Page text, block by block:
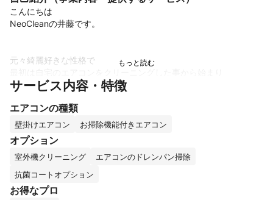
こんにちは
NeoCleanの井藤です。
元々綺麗好きな性格で
今ではエアコンクリーニング専門の研修を修了して、より一層知
専門的な知識や技術で汚れや臭いを徹底的に除去します
分解難易度の高い機種も対応可能ですが追加で１台につき5000円
頂戴いたします。
例）
・シャープAirest（エアレスト）
・三菱霧ヶ峰　FZ,シリーズ
サービス内容・特徴
エアコンの種類
壁掛けエアコン お掃除機能付きエアコン
オプション
室外機クリーニング
エアコンのドレンパン掃除
抗菌コートオプション
お得なプロ